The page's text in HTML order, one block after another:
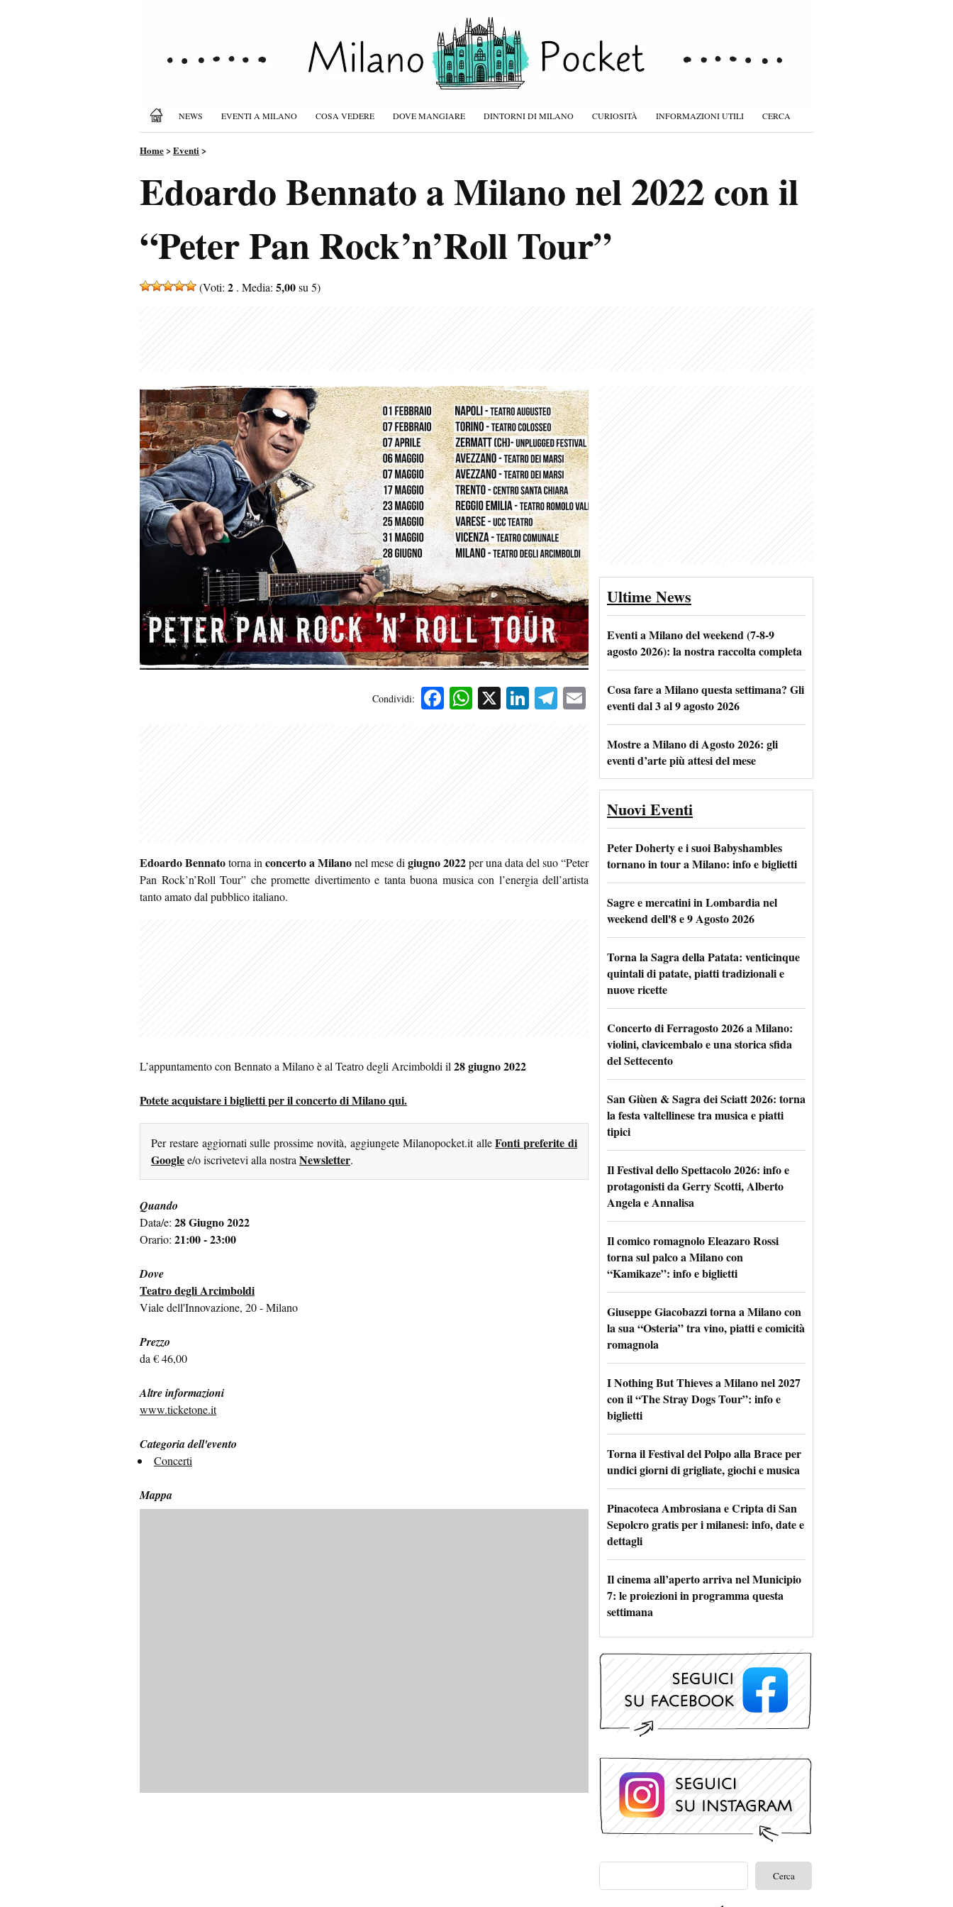
NEWS EVENTI A MILANO COSA VEDERE DOVE MANGIARE DINTORNI DI MILANO CURIOSITÀ INFORMAZIONI UTILI CERCA
Home>Eventi>
Edoardo Bennato a Milano nel 2022 con il
“Peter Pan Rock’n’Roll Tour”
(Voti: 2 . Media: 5,00su 5)
Condividi: Facebook
WhatsApp
X LinkedIn
Telegram
Email
Edoardo Bennatotorna inconcerto a Milanonel mese digiugno 2022per una data del suo “Peter
Pan Rock’n’Roll Tour” che promette divertimento e tanta buona musica con l’energia dell’artista
tanto amato dal pubblico italiano.
L’appuntamento con Bennato a Milano è al Teatro degli Arcimboldi il28 giugno 2022
Potete acquistare i biglietti per il concerto di Milano qui.
Per restare aggiornati sulle prossime novità, aggiungete Milanopocket.it alleFonti preferite di
Googlee/o iscrivetevi alla nostraNewsletter.
Quando
Data/e: 28 Giugno 2022
Orario: 21:00 - 23:00
Dove
Teatro degli Arcimboldi
Viale dell'Innovazione, 20 - Milano
Prezzo
da € 46,00
Altre informazioni
www.ticketone.it
Categoria dell'evento
Concerti
Mappa
Ultime News
Eventi a Milano del weekend (7-8-9
agosto 2026): la nostra raccolta completa
Cosa fare a Milano questa settimana? Gli
eventi dal 3 al 9 agosto 2026
Mostre a Milano di Agosto 2026: gli
eventi d’arte più attesi del mese
Nuovi Eventi
Peter Doherty e i suoi Babyshambles
tornano in tour a Milano: info e biglietti
Sagre e mercatini in Lombardia nel
weekend dell'8 e 9 Agosto 2026
Torna la Sagra della Patata: venticinque
quintali di patate, piatti tradizionali e
nuove ricette
Concerto di Ferragosto 2026 a Milano:
violini, clavicembalo e una storica sfida
del Settecento
San Giùen & Sagra dei Sciatt 2026: torna
la festa valtellinese tra musica e piatti
tipici
Il Festival dello Spettacolo 2026: info e
protagonisti da Gerry Scotti, Alberto
Angela e Annalisa
Il comico romagnolo Eleazaro Rossi
torna sul palco a Milano con
“Kamikaze”: info e biglietti
Giuseppe Giacobazzi torna a Milano con
la sua “Osteria” tra vino, piatti e comicità
romagnola
I Nothing But Thieves a Milano nel 2027
con il “The Stray Dogs Tour”: info e
biglietti
Torna il Festival del Polpo alla Brace per
undici giorni di grigliate, giochi e musica
Pinacoteca Ambrosiana e Cripta di San
Sepolcro gratis per i milanesi: info, date e
dettagli
Il cinema all’aperto arriva nel Municipio
7: le proiezioni in programma questa
settimana